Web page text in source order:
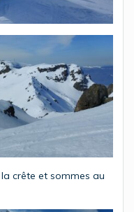
crête et sommes au